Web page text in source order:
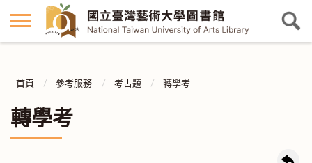
首頁 參考服務 考古題 轉學考
轉學考